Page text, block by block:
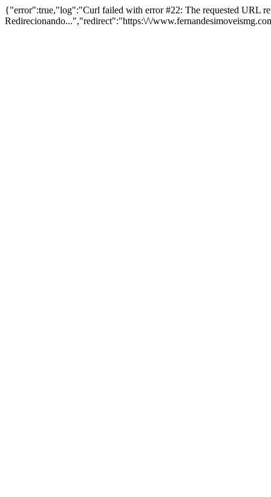
{"error":true,"log":"Curl failed with error #22: The requested URL
Redirecionando...","redirect":"https:\/\/